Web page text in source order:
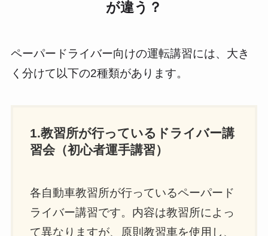
が違う？
ペーパードライバー向けの運転講習には、大き
く分けて以下の2種類があります。
1.教習所が行っているドライバー講
習会（初心者運手講習）
各自動車教習所が行っているペーパード
ライバー講習です。内容は教習所によっ
て異なりますが、原則教習車を使用し、